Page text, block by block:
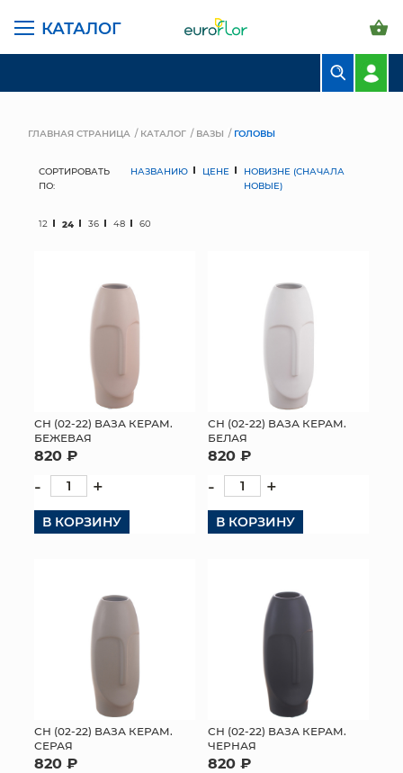
КАТАЛОГ
ГРУНТЫ И УДОБРЕНИЯ
МЯГКИЕ ИГРУШКИ
КОРЗИНЫ
ЯЩИКИ
ОПТОВЫМ КЛИЕНТАМ
ГЛАВНАЯ СТРАНИЦА КАТАЛОГ ВАЗЫ ГОЛОВЫ
СОРТИРОВАТЬ
ПО:
НАЗВАНИЮ ЦЕНЕ
НОВИЗНЕ (СНАЧАЛА
НОВЫЕ)
12 24 36 48 60
СН (02-22) ВАЗА КЕРАМ.
БЕЖЕВАЯ
820 ₽
- +
В КОРЗИНУ
СН (02-22) ВАЗА КЕРАМ.
БЕЛАЯ
820 ₽
- +
В КОРЗИНУ
СН (02-22) ВАЗА КЕРАМ.
СЕРАЯ
820 ₽
СН (02-22) ВАЗА КЕРАМ.
ЧЕРНАЯ
820 ₽